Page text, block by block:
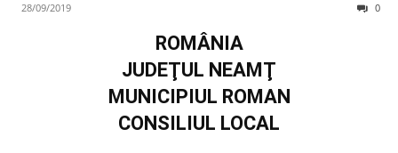
28/09/2019 0
ROMÂNIA
JUDEŢUL NEAMŢ
MUNICIPIUL ROMAN
CONSILIUL LOCAL